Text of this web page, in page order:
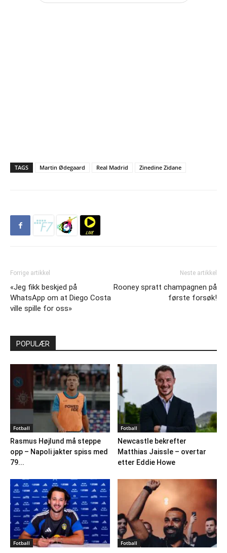
TAGS Martin Ødegaard Real Madrid Zinedine Zidane
Forrige artikkel
«Jeg fikk beskjed på
WhatsApp om at Diego Costa
ville spille for oss»
Neste artikkel
Rooney spratt champagnen på
første forsøk!
POPULÆR
Fotball
Rasmus Højlund må steppe
opp – Napoli jakter spiss med
79...
Fotball
Newcastle bekrefter
Matthias Jaissle – overtar
etter Eddie Howe
Fotball Fotball